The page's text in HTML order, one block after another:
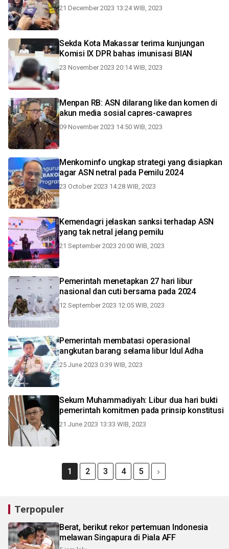
21 December 2023 13:24 WIB, 2023
Sekda Kota Makassar terima kunjungan
Komisi IX DPR bahas imunisasi BIAN
23 November 2023 20:14 WIB, 2023
Menpan RB: ASN dilarang like dan komen di
akun media sosial capres-cawapres
09 November 2023 14:50 WIB, 2023
Menkominfo ungkap strategi yang disiapkan
agar ASN netral pada Pemilu 2024
23 October 2023 14:28 WIB, 2023
Kemendagri jelaskan sanksi terhadap ASN
yang tak netral jelang pemilu
21 September 2023 20:00 WIB, 2023
Pemerintah menetapkan 27 hari libur
nasional dan cuti bersama pada 2024
12 September 2023 12:05 WIB, 2023
Pemerintah membatasi operasional
angkutan barang selama libur Idul Adha
25 June 2023 0:39 WIB, 2023
Sekum Muhammadiyah: Libur dua hari bukti
pemerintah komitmen pada prinsip konstitusi
21 June 2023 13:33 WIB, 2023
1 2 3 4 5
Terpopuler
Berat, berikut rekor pertemuan Indonesia
melawan Singapura di Piala AFF